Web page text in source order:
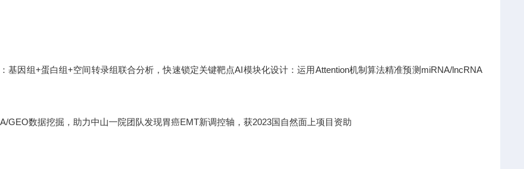
基因组+蛋白组+空间转录组联合分析，快速锁定关键靶点AI模块化设计：运用Attention机制算法精准预测miRNA/lncRNA
GEO数据挖掘，助力中山一院团队发现胃癌EMT新调控轴，获2023国自然面上项目资助